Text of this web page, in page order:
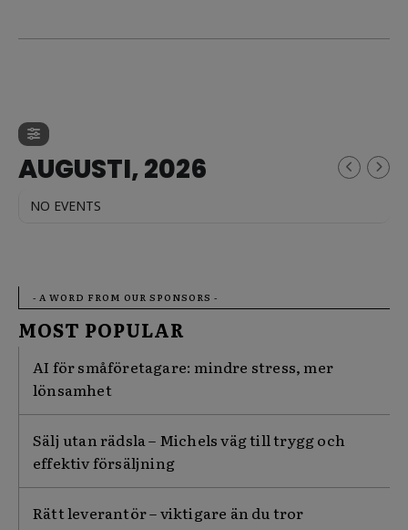
AUGUSTI, 2026
NO EVENTS
- A WORD FROM OUR SPONSORS -
MOST POPULAR
AI för småföretagare: mindre stress, mer
lönsamhet
Sälj utan rädsla – Michels väg till trygg och
effektiv försäljning
Rätt leverantör – viktigare än du tror